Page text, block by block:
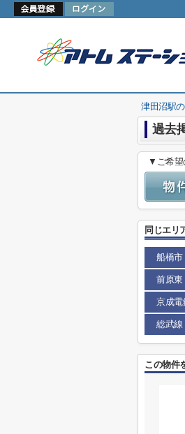
津田沼駅
過去
▼ご希望
同じエリ
船橋市
前原東
京成電
総武線
この物件